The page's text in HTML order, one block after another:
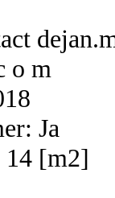
o m
Ja
14 [m2]